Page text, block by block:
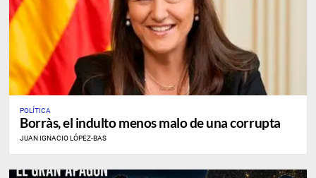
POLÍTICA
Borràs, el indulto menos malo de una corrupta
JUAN IGNACIO LÓPEZ-BAS